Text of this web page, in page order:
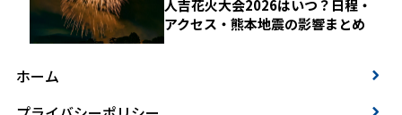
人吉花火大会2026はいつ？日程・
アクセス・熊本地震の影響まとめ
ホーム